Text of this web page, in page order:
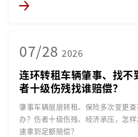
07/28 2026
连环转租车辆肇事、找不
者十级伤残找谁赔偿？
肇事车辆层层转租、保险多次变更
办？伤者十级伤残、经济承压，怎
速拿到足额赔偿？